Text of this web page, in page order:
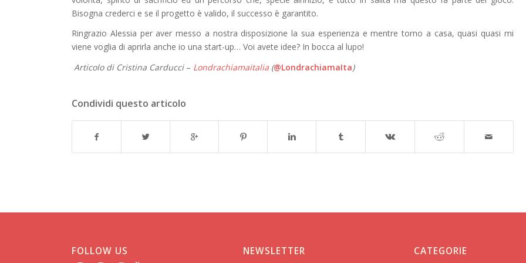
Bisogna crederci e se il progetto è valido, il successo è garantito.
Ringrazio Alessia per aver messo a nostra disposizione la sua esperienza e mentre torno a casa, quasi quasi mi
viene voglia di aprirla anche io una start-up… Voi avete idee? In bocca al lupo!
Articolo di Cristina Carducci– Londrachiamaitalia (@LondrachiamaIta)
Condividi questo articolo
FOLLOW US NEWSLETTER CATEGORIE